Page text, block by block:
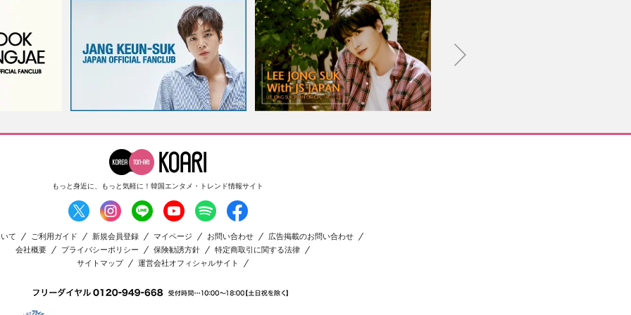
もっと身近に、もっと気軽に！ 韓国エンタメ・トレンド情報サイト
て ご利用ガイド 新規会員登録 マイページ お問い合わせ
広告掲載のお問い合わせ
会社概要
プライバシーポリシー 保険勧誘方針
特定商取引に関する法律
サイトマップ
運営会社オフィシャルサイト